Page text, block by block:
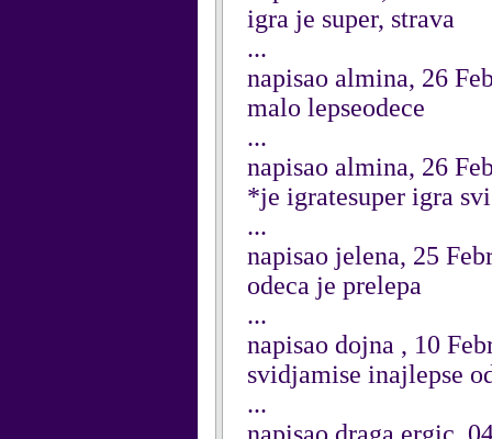
igra je super, strava
...
napisao almina, 26
malo lepseodece
...
napisao almina, 26
*je igratesuper igra svi
...
napisao jelena, 25
odeca je prelepa
...
napisao dojna , 10
svidjamise inajlepse
...